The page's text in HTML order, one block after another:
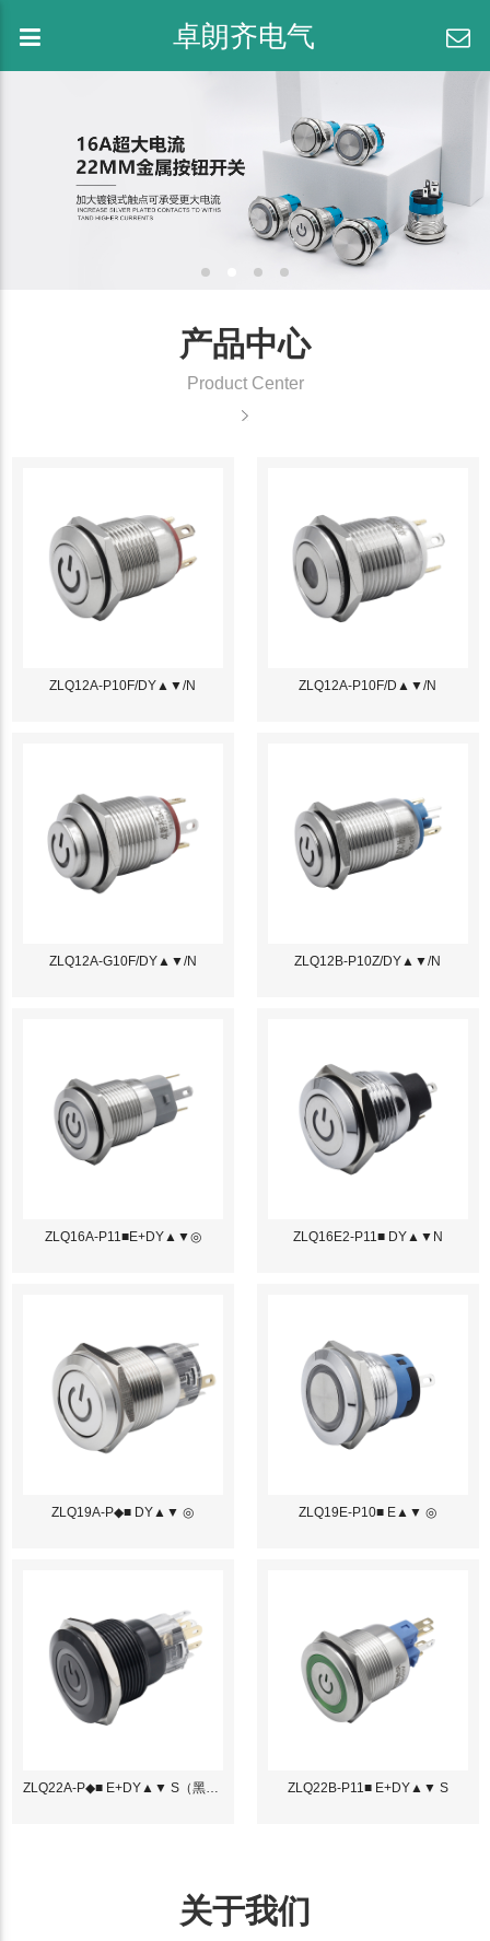
卓朗齐电气
产品中心
Product Center
ZLQ12A-P10F/DY▲▼/N ZLQ12A-P10F/D▲▼/N
ZLQ12A-G10F/DY▲▼/N ZLQ12B-P10Z/DY▲▼/N
ZLQ16A-P11■E+DY▲▼◎ ZLQ16E2-P11■ DY▲▼N
ZLQ19A-P◆■ DY▲▼ ◎ ZLQ19E-P10■ E▲▼ ◎
ZLQ22A-P◆■ E+DY▲▼ S（黑色） ZLQ22B-P11■ E+DY▲▼ S
关于我们